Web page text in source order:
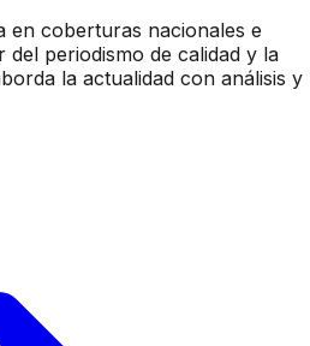
en coberturas nacionales e
periodismo de calidad y la
la actualidad con análisis y